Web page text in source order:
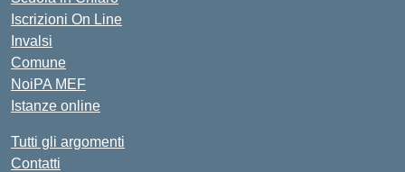
Iscrizioni On Line
Invalsi
Comune
NoiPA MEF
Istanze online
Tutti gli argomenti
Contatti